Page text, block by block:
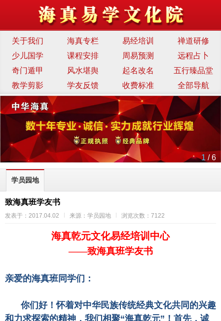
关于我们 海真专栏 易经培训
禅道研修
少儿国学
课程安排 周易预测
远程占卜
奇门遁甲
风水堪舆 起名改名
五行臻品堂
教学剪影
学友反馈 收费标准 全部导航
1 / 6
学员园地
致海真班学友书
发表于：2017.04.02 来源：学员园地 浏览次数：7122
海真乾元文化易经培训中心
——致海真班学友书
亲爱的海真班同学们：
你们好！怀着对中华民族传统经典文化共同的兴趣
和力求探索的精神，我们相聚“海真乾元”！首先，诚